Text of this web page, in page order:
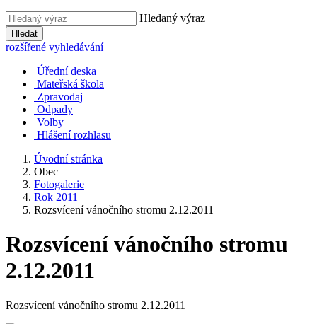
Hledaný výraz
Hledat
rozšířené vyhledávání
Úřední deska
Mateřská škola
Zpravodaj
Odpady
Volby
Hlášení rozhlasu
Úvodní stránka
Obec
Fotogalerie
Rok 2011
Rozsvícení vánočního stromu 2.12.2011
Rozsvícení vánočního stromu
2.12.2011
Rozsvícení vánočního stromu 2.12.2011